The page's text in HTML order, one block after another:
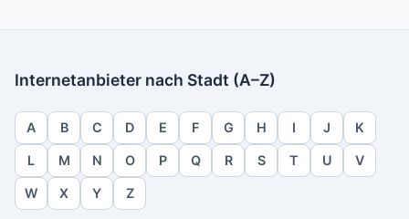
Internetanbieter nach Stadt (A–Z)
A B C D E F G H I J K
L M N O P Q R S T U V
W X Y Z